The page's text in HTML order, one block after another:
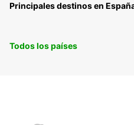
Principales destinos en
Todos los países